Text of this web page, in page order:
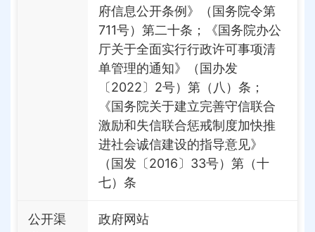
府信息公开条例》（国务院令第
711号）第二十条；《国务院办公
厅关于全面实行行政许可事项清
单管理的通知》（国办发
〔2022〕2号）第（八）条；
《国务院关于建立完善守信联合
激励和失信联合惩戒制度加快推
进社会诚信建设的指导意见》
（国发〔2016〕33号）第（十
七）条
公开渠
政府网站